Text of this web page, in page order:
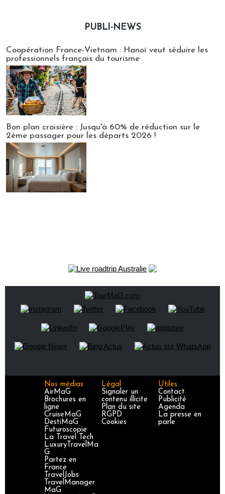
PUBLI-NEWS
Coopération France-Vietnam : Hanoï veut séduire les
professionnels français du tourisme
Bon plan croisière : Jusqu'à 60% de réduction sur le
2ème passager pour les départs 2026 !
Nos médias
AirMaG
Brochures en
ligne
CruiseMaG
DestiMaG
Futuroscopie
La Travel Tech
LuxuryTravelMa
G
Partez en
France
TravelJobs
TravelManager
MaG
Légal
Signaler un
contenu illicite
Plan du site
RGPD
Cookies
Utiles
Contact
Publicité
Agenda
La presse en
parle